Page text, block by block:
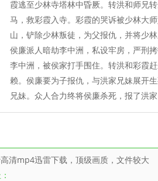
霞逃至少林寺塔林中昏厥。转洪和师兄
马，救彩霞入寺。彩霞的哭诉被少林大
山，铲除少林叛徒，为父报仇，并将少
侯廉派人暗劫李中洲，私设牢房，严刑
李中洲，被侯家打手围住。转洪和彩霞
赖。侯廉要为子报仇，与洪家兄妹展开
兄妹。众人合力终将侯廉杀死，报了洪
清mp4迅雷下载，顶级画质，文件较大